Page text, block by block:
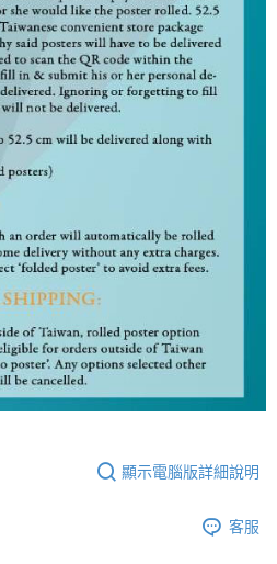
顯示電腦版詳細說明
客服